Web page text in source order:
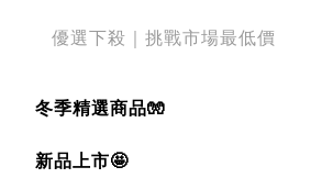
優選下殺｜挑戰市場最低價
冬季精選商品🧤
新品上市🤩